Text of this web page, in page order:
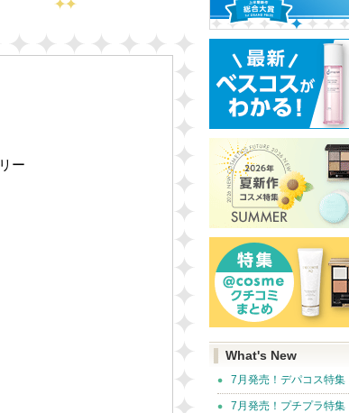
ー
What's New
7月発売！デパコス特集
7月発売！プチプラ特集